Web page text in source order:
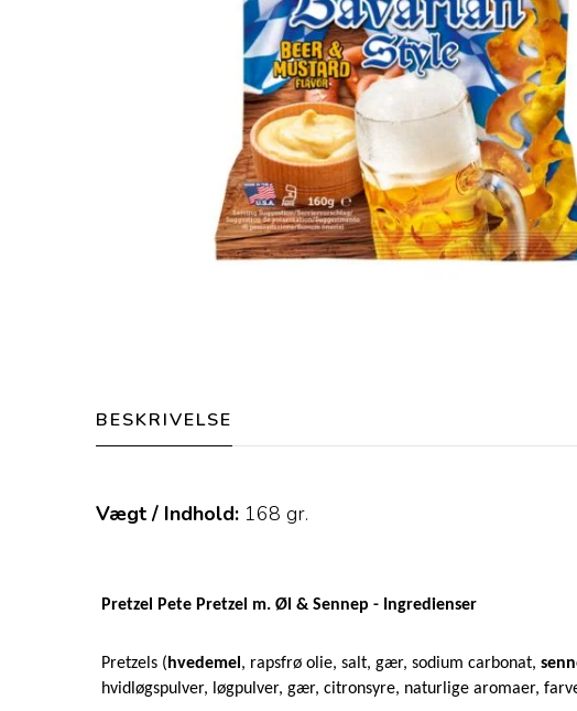
BESKRIVELSE
Vægt / Indhold: 168 gr.
Pretzel Pete Pretzel m. Øl & Sennep - Ingredienser
Pretzels ( hvedemel , rapsfrø olie, salt, gær, sodium carbonat,
hvidløgspulver, løgpulver, gær, citronsyre, naturlige aromaer,